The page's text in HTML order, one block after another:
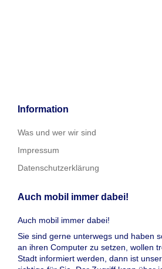
Information
Was und wer wir sind
Impressum
Datenschutzerklärung
Auch mobil immer dabei!
Auch mobil immer dabei!
Sie sind gerne unterwegs und haben
an ihren Computer zu setzen, wollen
Stadt informiert werden, dann ist